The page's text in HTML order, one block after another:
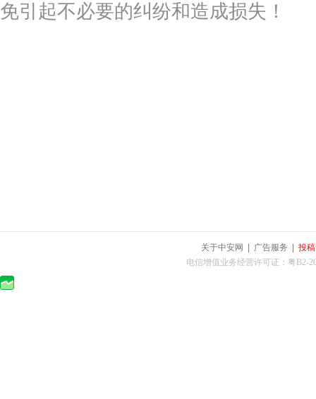
免引起不必要的纠纷和造成损失！
关于中安网 广告服务
投
电信增值业务经营许可证：粤